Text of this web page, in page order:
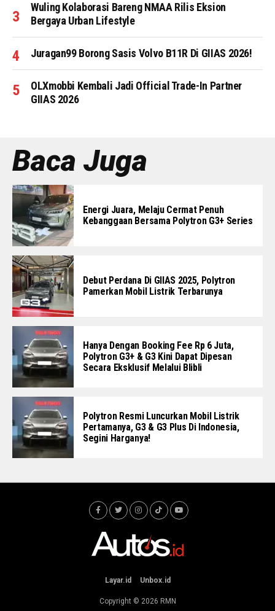
Wuling Kolaborasi Bareng NMAA Rilis Eksion
Bergaya Urban Lifestyle
Juragan99 Borong Sasis Volvo B11R Di GIIAS 2026!
OLXmobbi Kembali Jadi Official Trade-In Partner
GIIAS 2026
Baca Juga
Energi Juara, Melaju Cermat Penuh
Kebanggaan Bersama Polytron G3+ Series
Debut Perdana Di GIIAS 2025, Polytron
Pamerkan Mobil Listrik Terbarunya
Hanya Dengan Booking Fee Rp 6 Juta,
Polytron G3+ & G3 Kini Dapat Dipesan
Secara Eksklusif Melalui Blibli
Polytron Resmi Luncurkan Mobil Listrik
Pertamanya, G3 & G3 Plus Di Indonesia,
Segini Harganya!
Layar.id Unbox.id
Copyright © 2026 RMN